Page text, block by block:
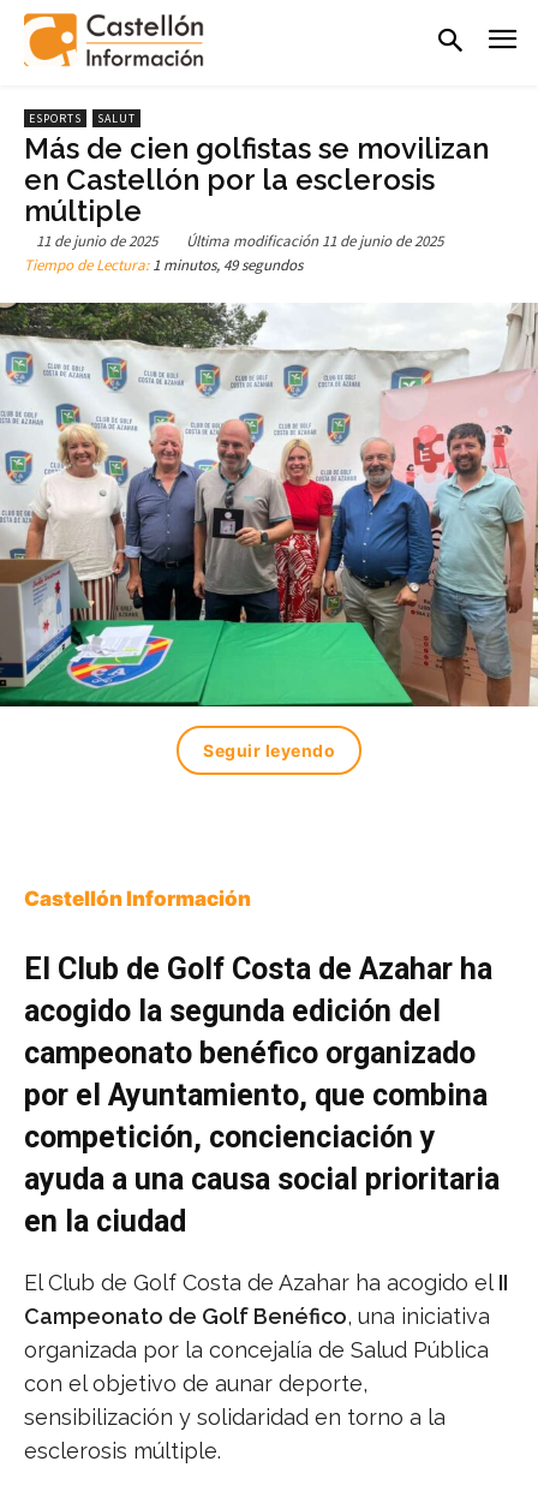
ESPORTS SALUT
Más de cien golfistas se movilizan
en Castellón por la esclerosis
múltiple
11 de junio de 2025 Última modificación 11 de junio de 2025
Tiempo de Lectura:1 minutos, 49 segundos
Seguir leyendo
Castellón Información
El Club de Golf Costa de Azahar ha
acogido la segunda edición del
campeonato benéfico organizado
por el Ayuntamiento, que combina
competición, concienciación y
ayuda a una causa social prioritaria
en la ciudad
El Club de Golf Costa de Azahar ha acogido el II
Campeonato de Golf Benéfico, una iniciativa
organizada por la concejalía de Salud Pública
con el objetivo de aunar deporte,
sensibilización y solidaridad en torno a la
esclerosis múltiple.